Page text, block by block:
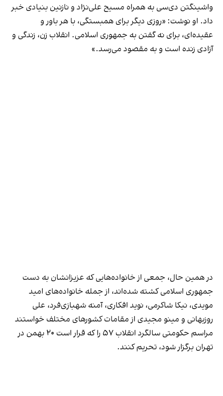
واشینگتن دی‌سی به همراه مسیح علی‌نژاد و نازنین بنیادی خبر
داد. او نوشت: «روزی دیگر برای همبستگی، با هر باور و
عقیده‌ای، برای نه گفتن به جمهوری اسلامی. انقلاب زن، زندگی و
آزادی زنده است و به مقصود می‌رسد.»
در همین حال، جمعی از خانواده‌هایی که عزیزانشان به دست
جمهوری اسلامی کشته شده‌اند، از جمله خانواده‌های امید
مویدی، نیکا شاکرمی، نوید افکاری، آمنه شهبازی‌فرد، علی
روزبهانی و مینو مجیدی از مقامات کشورهای مختلف خواستند
مراسم حکومتی سالگرد انقلاب ۵۷ را که قرار است ۲۰ بهمن در
تهران برگزار شود، تحریم کنند.